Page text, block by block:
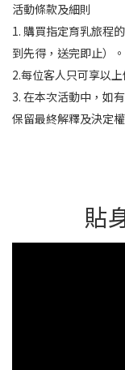
活動條款及細則
1. 購買指定育乳旅程
到先得，送完即止）。
2.每位客人只可享以上
3. 在本次活動中，如
保留最終解釋及決定權
貼